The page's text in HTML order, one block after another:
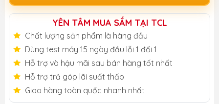
YÊN TÂM MUA SẮM TẠI TCL
Chất lượng sản phẩm là hàng đầu
Dùng test máy 15 ngày đầu lỗi 1 đổi 1
Hỗ trợ và hậu mãi sau bán hàng tốt nhất
Hỗ trợ trả góp lãi suất thấp
Giao hàng toàn quốc nhanh nhất